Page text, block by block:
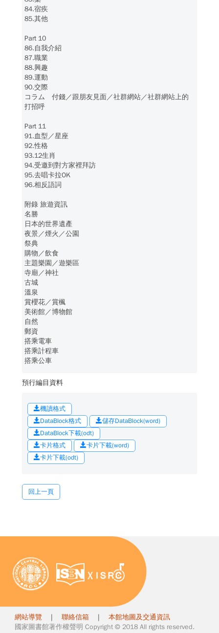
84.宿疾
85.其他
Part 10
86.自我介紹
87.職業
88.興趣
89.運動
90.交際
コラム 付錢／跟朋友見面／社群網站／社群網站上的
打招呼
Part 11
91.血型／星座
92.性格
93.12生肖
94.受邀到對方家裡拜訪
95.去唱卡拉OK
96.相反語詞
附錄 旅遊資訊
名勝
日本的世界遺產
夜景／煙火／公園
祭典
購物／飲食
主題樂園／遊樂區
寺廟／神社
古城
溫泉
賞櫻花／賞楓
美術館／博物館
自然
郵資
搭乘電車
搭乘計程車
搭乘公車
預行編目資料
機讀格式
DataBlock格式
儲存DataBlock(word)
DataBlock下載(odt)
卡片格式
卡片下載(word)
卡片下載(odt)
回上一頁
網站導覽 | 聯絡信箱 | 本館地圖及交通資訊
國家圖書館著作權聲明 Copyright © 2018 All rights reserved.